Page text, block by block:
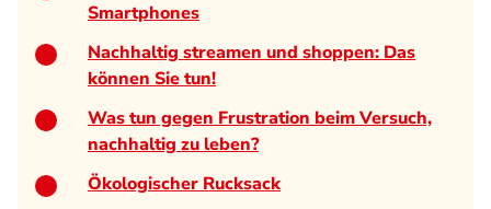
Smartphones
Nachhaltig streamen und shoppen: Das
können Sie tun!
Was tun gegen Frustration beim Versuch,
nachhaltig zu leben?
Ökologischer Rucksack